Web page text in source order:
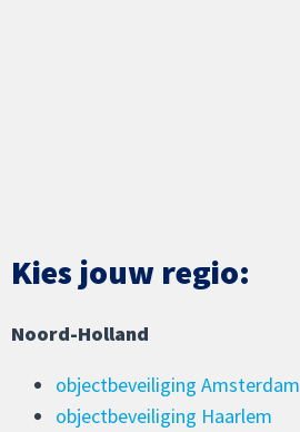
Kies jouw regio:
Noord-Holland
objectbeveiliging Amsterdam
objectbeveiliging Haarlem